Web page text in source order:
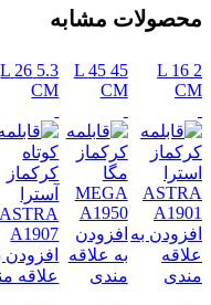
محصولات مشابه
2 L
16
CM
افزودن به
علاقه
مندی
45 L
45
CM
افزودن
به علاقه
مندی
5.3 L
26
CM
افزودن
علاقه